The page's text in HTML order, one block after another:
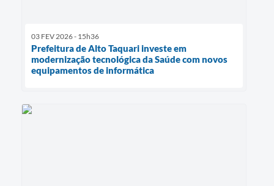
03 FEV 2026 - 15h36
Prefeitura de Alto Taquari investe em
modernização tecnológica da Saúde com novos
equipamentos de informática